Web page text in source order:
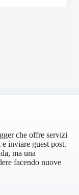
che offre servizi
inviare guest post.
ma una
facendo nuove